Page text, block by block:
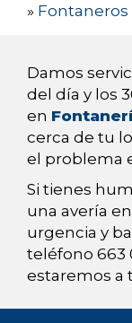
» Fontaneros
Damos
del día y los
en
cerca de tu
el problema
Si tienes
una avería
urgencia y
teléfono 663
estaremos a